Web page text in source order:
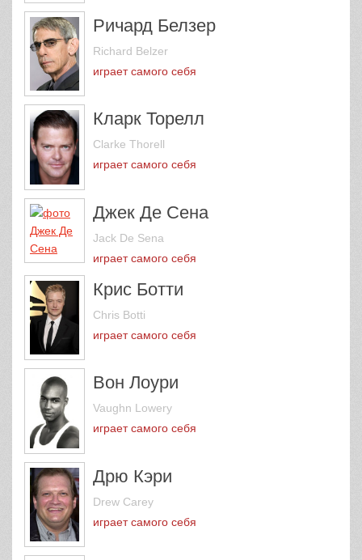
Ричард Белзер
Richard Belzer
играет самого себя
Кларк Торелл
Clarke Thorell
играет самого себя
Джек Де Сена
Jack De Sena
играет самого себя
Крис Ботти
Chris Botti
играет самого себя
Вон Лоури
Vaughn Lowery
играет самого себя
Дрю Кэри
Drew Carey
играет самого себя